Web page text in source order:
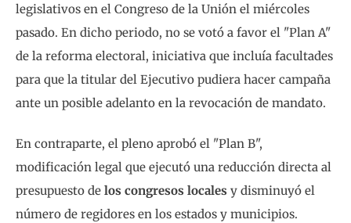
legislativos en el Congreso de la Unión el miércoles
pasado. En dicho periodo, no se votó a favor el "Plan A"
de la reforma electoral, iniciativa que incluía facultades
para que la titular del Ejecutivo pudiera hacer campaña
ante un posible adelanto en la revocación de mandato.
En contraparte, el pleno aprobó el "Plan B",
modificación legal que ejecutó una reducción directa al
presupuesto de los congresos locales y disminuyó el
número de regidores en los estados y municipios.